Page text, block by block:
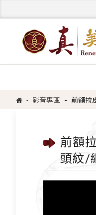
影音專區 前額拉
前額
頭紋/